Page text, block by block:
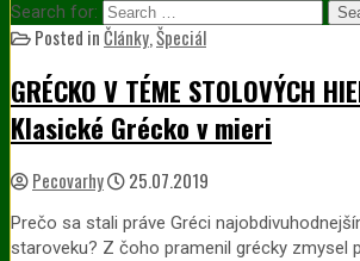
Search for:
Posted inČlánky,Špeciál
GRÉCKO V TÉME STOLOVÝCH
Klasické Grécko v mieri
Pecovarhy 25.07.2019
Prečo sa stali práve Gréci
staroveku? Z čoho pramenil grécky zmysel